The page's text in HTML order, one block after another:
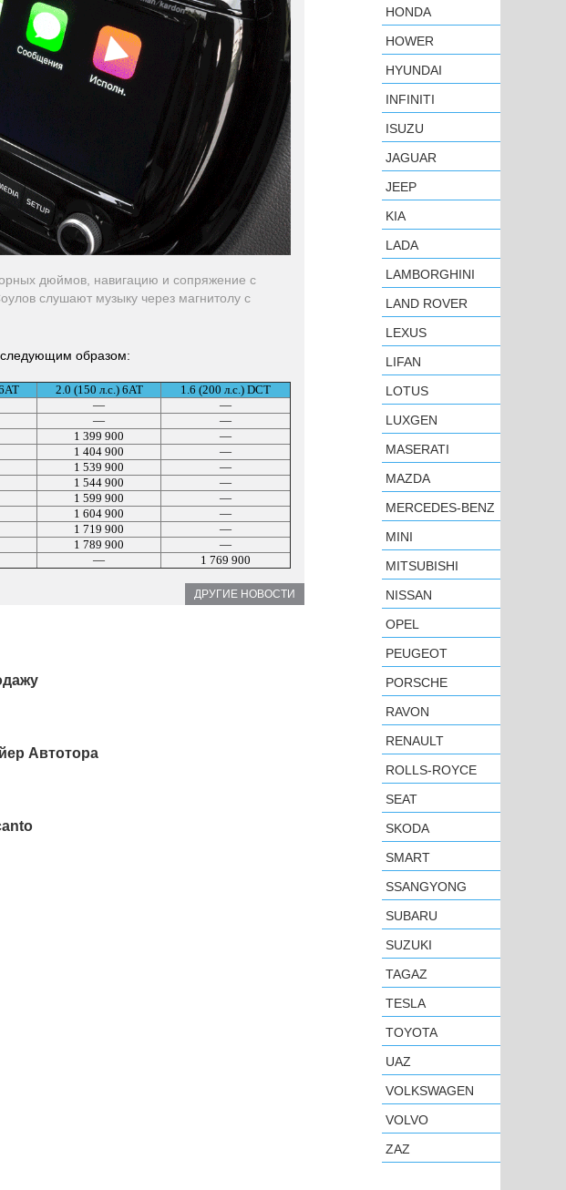
дюймов, навигацию и сопряжение с
слушают музыку через магнитолу с
следующим образом:
2.0 (150 л.с.) 6АТ
1.6 (200 л.с.) DCT
—
—
—
—
1 399 900
—
1 404 900
—
1 539 900
—
1 544 900
—
1 599 900
—
1 604 900
—
1 719 900
—
1 789 900
—
— 1 769 900
ДРУГИЕ НОВОСТИ
Автотора
HONDA
HOWER
HYUNDAI
INFINITI
ISUZU
JAGUAR
JEEP
KIA
LADA
LAMBORGHINI
LAND ROVER
LEXUS
LIFAN
LOTUS
LUXGEN
MASERATI
MAZDA
MERCEDES-BENZ
MINI
MITSUBISHI
NISSAN
OPEL
PEUGEOT
PORSCHE
RAVON
RENAULT
ROLLS-ROYCE
SEAT
SKODA
SMART
SSANGYONG
SUBARU
SUZUKI
TAGAZ
TESLA
TOYOTA
UAZ
VOLKSWAGEN
VOLVO
ZAZ